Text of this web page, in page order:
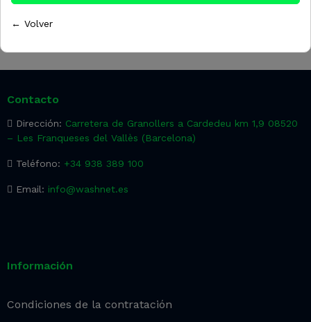
Contacto
Dirección: Carretera de Granollers a Cardedeu km 1,9 08520
– Les Franqueses del Vallès (Barcelona)
Teléfono: +34 938 389 100
Email: info@washnet.es
Información
Condiciones de la contratación
← Volver